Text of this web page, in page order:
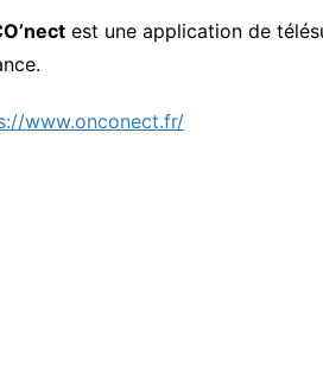
est une application de
www.onconect.fr/